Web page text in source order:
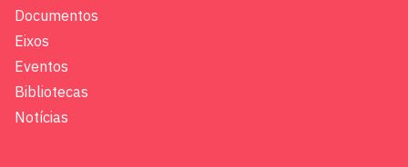
Documentos
Eixos
Eventos
Bibliotecas
Notícias